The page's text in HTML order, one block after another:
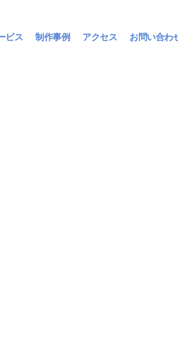
ビス 制作事例 アクセス お問い合わ